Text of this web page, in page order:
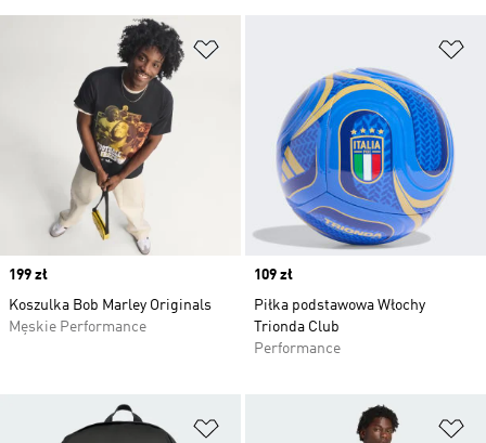
Price
199 zł
Koszulka Bob Marley Originals
Męskie Performance
Price
109 zł
Piłka podstawowa Włochy
Trionda Club
Performance
Dodaj do listy życzeń